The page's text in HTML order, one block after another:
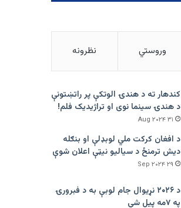
وروستي نظرونه
کندهار ته د هندۍ الوتکې پر راتښتونې
د هندۍ سینما نوی او تراژيديک فلم!
۳۱ Aug ۲۰۲۴
د افغان کرکت ملي لوبډلې او بنګله
دیش ترمنځ د سیالیو نیټې اعلان شوې
۲۹ Sep ۲۰۲۴
د ۲۰۲۶ نړیوال جام لوبې به د فبرورۍ
په ۷مه پیل شي